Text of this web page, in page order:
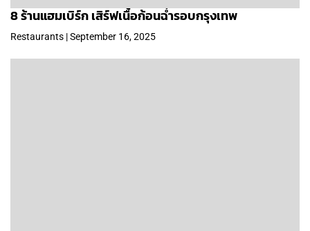
8 ร้านแฮมเบิร์ก เสิร์ฟเนื้อก้อนฉ่ำรอบกรุงเทพ
Restaurants | September 16, 2025